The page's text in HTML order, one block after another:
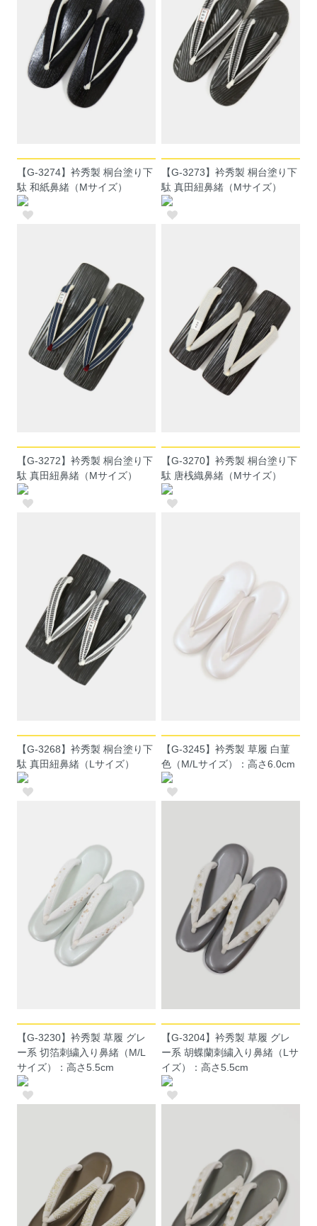
【G-3274】衿秀製 桐台塗り下
駄 和紙鼻緒（Mサイズ）
【G-3273】衿秀製 桐台塗り下
駄 真田紐鼻緒（Mサイズ）
【G-3272】衿秀製 桐台塗り下
駄 真田紐鼻緒（Mサイズ）
【G-3270】衿秀製 桐台塗り下
駄 唐桟織鼻緒（Mサイズ）
【G-3268】衿秀製 桐台塗り下
駄 真田紐鼻緒（Lサイズ）
【G-3245】衿秀製 草履 白菫
色（M/Lサイズ）：高さ6.0cm
【G-3230】衿秀製 草履 グレ
ー系 切箔刺繍入り鼻緒（M/L
サイズ）：高さ5.5cm
【G-3204】衿秀製 草履 グレ
ー系 胡蝶蘭刺繍入り鼻緒（Lサ
イズ）：高さ5.5cm